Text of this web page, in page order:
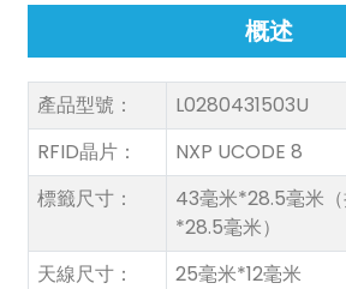
概述
產品型號：
L0280431503U
RFID晶片：
NXP UCODE 8
標籤尺寸：
43毫米*28.5毫米
*28.5毫米）
天線尺寸：
25毫米*12毫米